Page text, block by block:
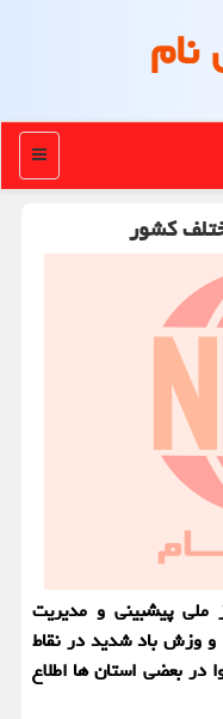
منو
کشور
ملی پیشبینی و مدیریت
و وزش باد شدید در نقاط
بعضی استان ها اطلاع